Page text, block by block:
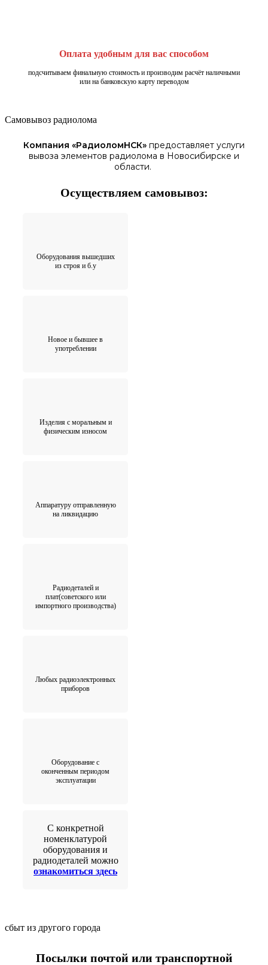
Оплата удобным для вас способом
подсчитываем финальную стоимость и производим расчёт наличными
или на банковскую карту переводом
Самовывоз радиолома
Компания «РадиоломНСК» предоставляет услуги
вывоза элементов радиолома в Новосибирске и
области.
Осуществляем самовывоз:
Оборудования вышедших
из строя и б.у
Новое и бывшее в
употреблении
Изделия с моральным и
физическим износом
Аппаратуру отправленную
на ликвидацию
Радиодеталей и
плат(советского или
импортного производства)
Любых радиоэлектронных
приборов
Оборудование с
оконченным периодом
эксплуатации
С конкретной
номенклатурой
оборудования и
радиодеталей можно
ознакомиться здесь
сбыт из другого города
Посылки почтой или транспортной